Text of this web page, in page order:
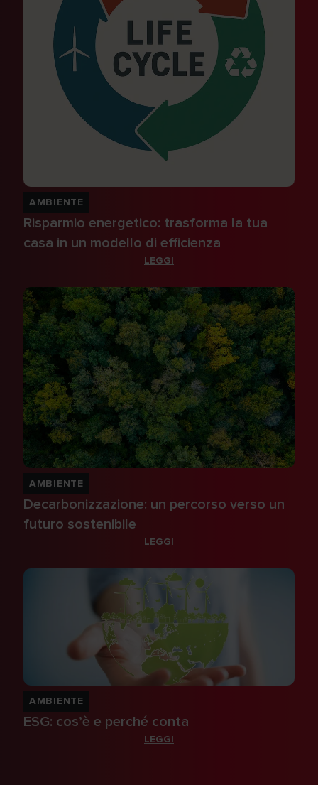
AMBIENTE
Risparmio energetico: trasforma la tua
casa in un modello di efficienza
LEGGI
AMBIENTE
Decarbonizzazione: un percorso verso un
futuro sostenibile
LEGGI
AMBIENTE
ESG: cos’è e perché conta
LEGGI